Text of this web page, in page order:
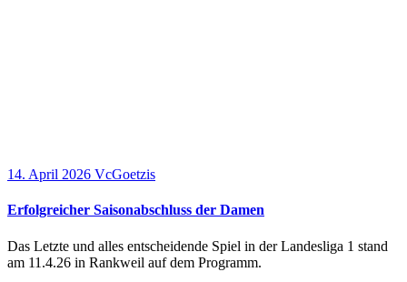
14. April 2026 VcGoetzis
Erfolgreicher Saisonabschluss der Damen
Das Letzte und alles entscheidende Spiel in der Landesliga 1 stand
am 11.4.26 in Rankweil auf dem Programm.